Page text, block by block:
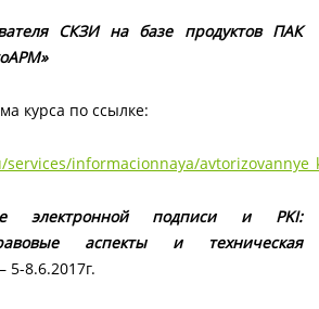
СКЗИ на базе продуктов ПАК
курса по ссылке:
informacionnaya/
электронной подписи и PKI:
аспекты и техническая
5-8.6.2017г.